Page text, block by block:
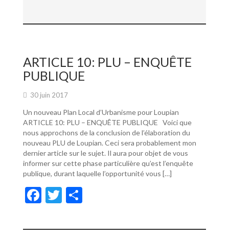
e
o
o
k
itt ta
er
ARTICLE 10: PLU – ENQUÊTE
PUBLIQUE
30 juin 2017
Un nouveau Plan Local d’Urbanisme pour Loupian
ARTICLE 10: PLU – ENQUÊTE PUBLIQUE Voici que
nous approchons de la conclusion de l’élaboration du
nouveau PLU de Loupian. Ceci sera probablement mon
dernier article sur le sujet. Il aura pour objet de vous
informer sur cette phase particulière qu’est l’enquête
publique, durant laquelle l’opportunité vous […]
F
e
T
itt ta